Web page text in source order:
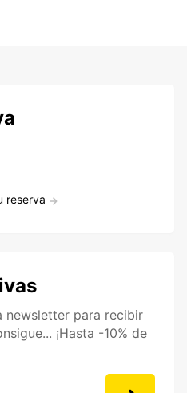
reserva
newsletter para recibir
¡Hasta -10% de